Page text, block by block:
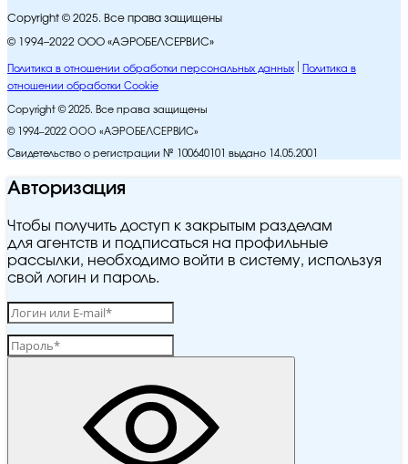
Copyright © 2025. Все права защищены
© 1994–2022 ООО «АЭРОБЕЛСЕРВИС»
Политика в отношении обработки персональных данных
Политика в
отношении обработки Cookie
Copyright © 2025. Все права защищены
© 1994–2022 ООО «АЭРОБЕЛСЕРВИС»
Свидетельство о регистрации № 100640101 выдано 14.05.2001
Авторизация
Чтобы получить доступ к закрытым разделам
для агентств и подписаться на профильные
рассылки, необходимо войти в систему, используя
свой логин и пароль.